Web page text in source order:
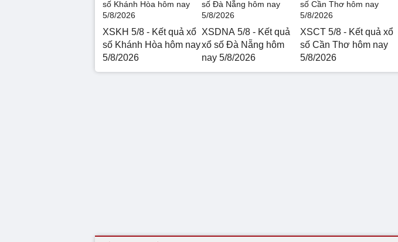
XSKH 5/8 - Kết quả xổ
số Khánh Hòa hôm nay
5/8/2026
XSDNA 5/8 - Kết quả
xổ số Đà Nẵng hôm
nay 5/8/2026
XSCT 5/8 - Kết quả xổ
số Cần Thơ hôm nay
5/8/2026